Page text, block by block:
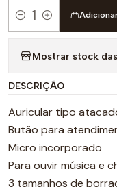
Quantidade
Mostrar stock
DESCRIÇÃO
Auricular tipo
Butão para
Micro incorporado
Para ouvir música e
3 tamanhos de